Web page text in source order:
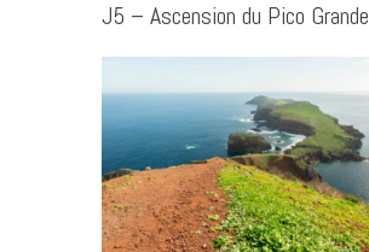
J5 – Ascension du Pico Grande